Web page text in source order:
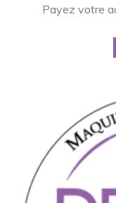
Payez votre